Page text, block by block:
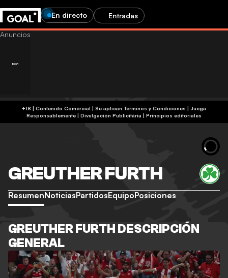
En directo Entradas
+18 | Contenido Comercial | Se aplican Términos y Condiciones | Juega
Responsablemente | Divulgación Publicitária | Principios editoriales
GREUTHER FURTH
ResumenNoticiasPartidosEquipoPosiciones
GREUTHER FURTH DESCRIPCIÓN
GENERAL